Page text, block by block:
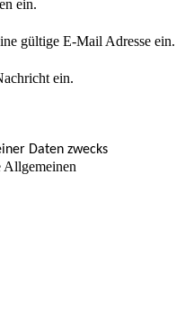
ein.
gültige E-Mail Adresse ein.
ein.
Daten zwecks
Allgemeinen